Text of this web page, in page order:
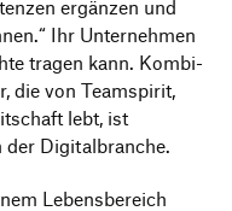
ergänzen und
Ihr Unter­nehmen
tragen kann. Kombi­
die von Team­spirit,
lebt, ist
der Digitalbranche.
Lebens­be­reich